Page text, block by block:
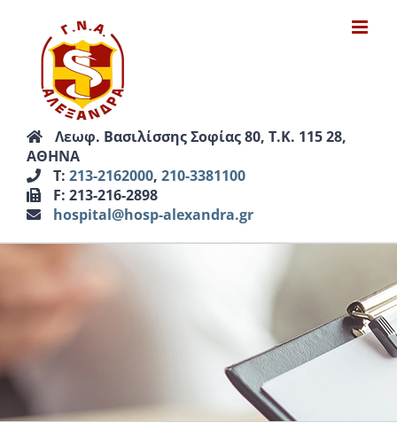
περιεχόμενο
Λεωφ. Βασιλίσσης Σοφίας 80, Τ.Κ. 115 28,
ΑΘΗΝΑ
Τ: 213-2162000, 210-3381100
F: 213-216-2898
hospital@hosp-alexandra.gr